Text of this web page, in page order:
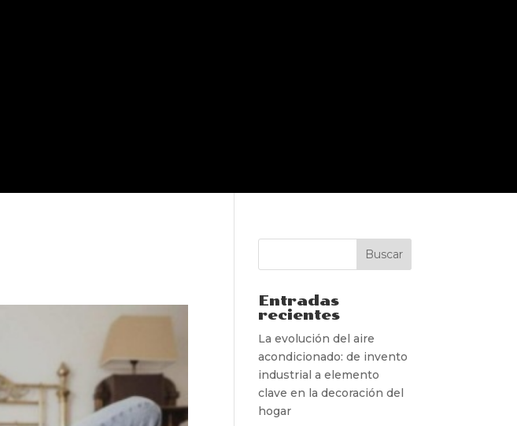
Entradas
recientes
La evolución del aire
acondicionado: de invento
industrial a elemento
clave en la decoración del
hogar